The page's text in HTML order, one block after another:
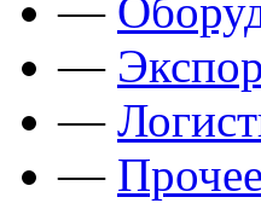
—
—
—
—